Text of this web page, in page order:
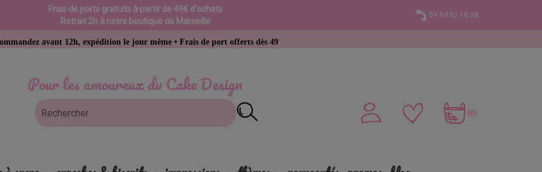
Frais de ports gratuits à partir de 49€ d'achats
Retrait 2h à notre boutique de Marseille
09.84.02.18.38
Pour les amoureux du Cake Design
12h, expédition le jour même • Frais de port offerts dès 49 € d’achat
(0)